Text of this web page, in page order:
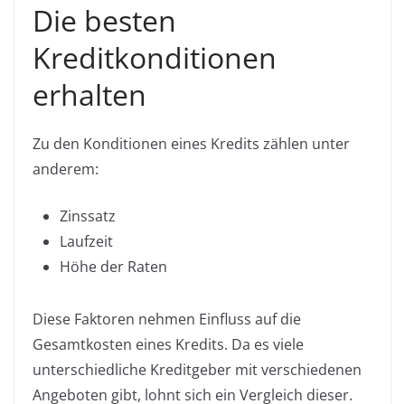
Die besten
Kreditkonditionen
erhalten
Zu den Konditionen eines Kredits zählen unter
anderem:
Zinssatz
Laufzeit
Höhe der Raten
Diese Faktoren nehmen Einfluss auf die
Gesamtkosten eines Kredits. Da es viele
unterschiedliche Kreditgeber mit verschiedenen
Angeboten gibt, lohnt sich ein Vergleich dieser.